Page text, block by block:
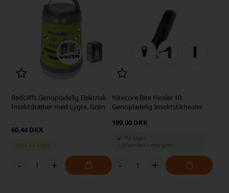
Redcliffs Genopladelig Elektrisk
Insektdræber med Lygte, Grøn
60,44 DKK
Ikke på lager
- +
Nitecore Bite Healer 10,
Genopladelig Insektstikhealer
199,00 DKK
På lager
Afsendes i morgen
- +